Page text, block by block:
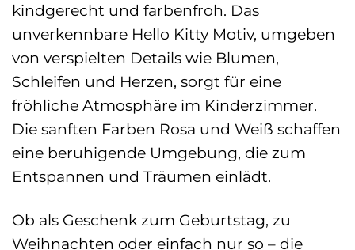
kindgerecht und farbenfroh. Das
unverkennbare Hello Kitty Motiv, umgeben
von verspielten Details wie Blumen,
Schleifen und Herzen, sorgt für eine
fröhliche Atmosphäre im Kinderzimmer.
Die sanften Farben Rosa und Weiß schaffen
eine beruhigende Umgebung, die zum
Entspannen und Träumen einlädt.
Ob als Geschenk zum Geburtstag, zu
Weihnachten oder einfach nur so – die